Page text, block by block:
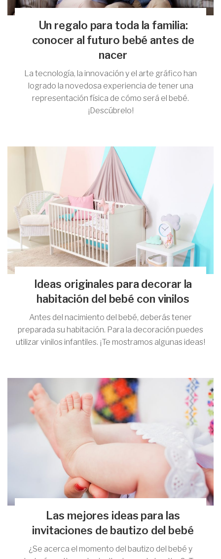
Un regalo para toda la familia:
conocer al futuro bebé antes de
nacer
La tecnología, la innovación y el arte gráfico han
logrado la novedosa experiencia de tener una
representación física de cómo será el bebé.
¡Descúbrelo!
Ideas originales para decorar la
habitación del bebé con vinilos
Antes del nacimiento del bebé, deberás tener
preparada su habitación. Para la decoración puedes
utilizar vinilos infantiles. ¡Te mostramos algunas ideas!
Las mejores ideas para las
invitaciones de bautizo del bebé
¿Se acerca el momento del bautizo del bebé y